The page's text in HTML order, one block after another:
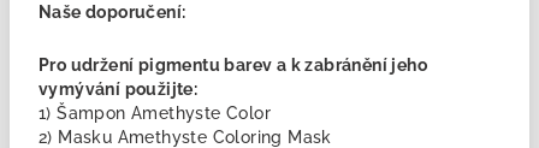
Naše doporučení:
Pro udržení pigmentu barev a k zabránění jeho
vymývání použijte:
1) Šampon Amethyste Color
2) Masku Amethyste Coloring Mask